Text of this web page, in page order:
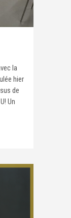
la
hier
de
Un